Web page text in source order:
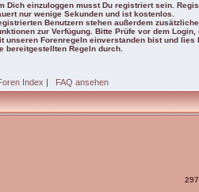
Dich einzuloggen musst Du registriert sein.
nur wenige Sekunden und ist kostenlos.
Benutzern stehen außerdem zusätzliche
zur Verfügung. Bitte Prüfe vor dem Login,
unseren Forenregeln einverstanden bist und lies
bereitgestellten Regeln durch.
Index | FAQ ansehen